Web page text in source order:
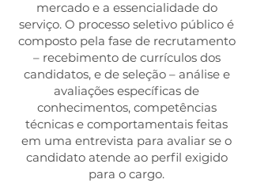
mercado e a essencialidade do
serviço. O processo seletivo público é
composto pela fase de recrutamento
– recebimento de currículos dos
candidatos, e de seleção – análise e
avaliações específicas de
conhecimentos, competências
técnicas e comportamentais feitas
em uma entrevista para avaliar se o
candidato atende ao perfil exigido
para o cargo.